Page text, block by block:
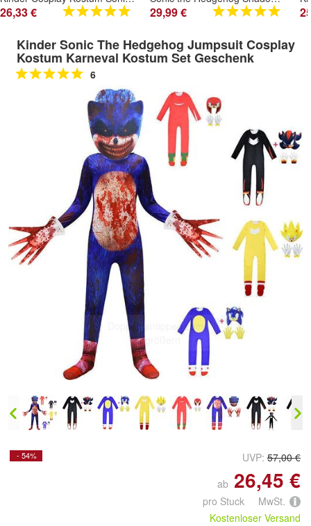
26,33 € 29,99 €
Kinder Sonic The Hedgehog Jumpsuit Cosplay
Kostum Karneval Kostum Set Geschenk
6
Doppelt antippen zum
vergrößern
- 54% UVP: 57,00 €
ab 26,45 €
pro Stuck MwSt.
Kostenloser Versand